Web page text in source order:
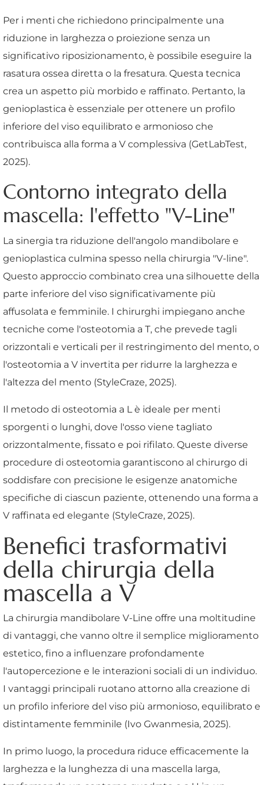
Per i menti che richiedono principalmente una
riduzione in larghezza o proiezione senza un
significativo riposizionamento, è possibile eseguire la
rasatura ossea diretta o la fresatura. Questa tecnica
crea un aspetto più morbido e raffinato. Pertanto, la
genioplastica è essenziale per ottenere un profilo
inferiore del viso equilibrato e armonioso che
contribuisca alla forma a V complessiva (GetLabTest,
2025).
Contorno integrato della
mascella: l'effetto "V-Line"
La sinergia tra riduzione dell'angolo mandibolare e
genioplastica culmina spesso nella chirurgia "V-line".
Questo approccio combinato crea una silhouette della
parte inferiore del viso significativamente più
affusolata e femminile. I chirurghi impiegano anche
tecniche come l'osteotomia a T, che prevede tagli
orizzontali e verticali per il restringimento del mento, o
l'osteotomia a V invertita per ridurre la larghezza e
l'altezza del mento (StyleCraze, 2025).
Il metodo di osteotomia a L è ideale per menti
sporgenti o lunghi, dove l'osso viene tagliato
orizzontalmente, fissato e poi rifilato. Queste diverse
procedure di osteotomia garantiscono al chirurgo di
soddisfare con precisione le esigenze anatomiche
specifiche di ciascun paziente, ottenendo una forma a
V raffinata ed elegante (StyleCraze, 2025).
Benefici trasformativi
della chirurgia della
mascella a V
La chirurgia mandibolare V-Line offre una moltitudine
di vantaggi, che vanno oltre il semplice miglioramento
estetico, fino a influenzare profondamente
l'autopercezione e le interazioni sociali di un individuo.
I vantaggi principali ruotano attorno alla creazione di
un profilo inferiore del viso più armonioso, equilibrato e
distintamente femminile (Ivo Gwanmesia, 2025).
In primo luogo, la procedura riduce efficacemente la
larghezza e la lunghezza di una mascella larga,